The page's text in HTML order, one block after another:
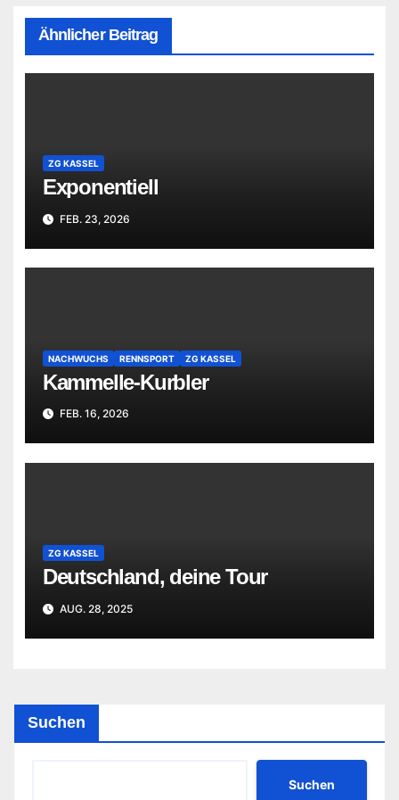
Ähnlicher Beitrag
ZG KASSEL
Exponentiell
FEB. 23, 2026
NACHWUCHS RENNSPORT ZG KASSEL
Kammelle-Kurbler
FEB. 16, 2026
ZG KASSEL
Deutschland, deine Tour
AUG. 28, 2025
Suchen
Suchen